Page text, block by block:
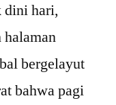
dini hari,
halaman
bergelayut
bahwa pagi